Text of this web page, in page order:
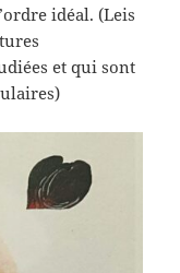
idéal. (Leis
et qui sont